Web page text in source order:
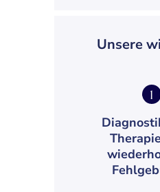
Unsere
1